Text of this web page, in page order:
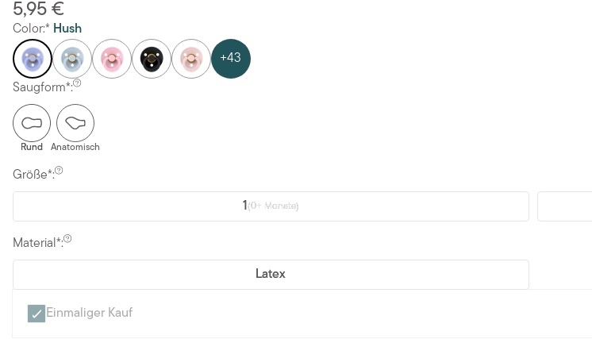
5,95 €
Color:* Hush
+43
Saugform*:
Rund Anatomisch
Größe*:
1 (0+ Monate)
Material*:
Latex
Einmaliger Kauf